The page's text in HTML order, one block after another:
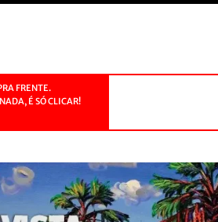
FRENTE.
É SÓ CLICAR!